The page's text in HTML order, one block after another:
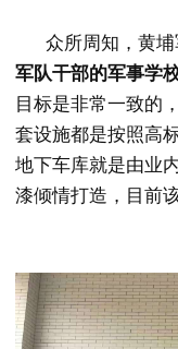
众所周知，黄
军队干部的军事学
目标是非常一致的
套设施都是按照高
地下车库就是由业
漆倾情打造，目前